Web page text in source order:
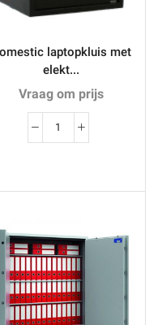
laptopkluis met
elekt...
Vraag om prijs
Domestic
elektronisch
aantal